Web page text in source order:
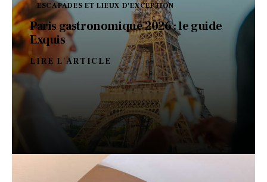
ESCAPADES ET LIEUX D'EXCEPTION
Paris gastronomique 2026 : le guide
Exquis
LIRE L'ARTICLE